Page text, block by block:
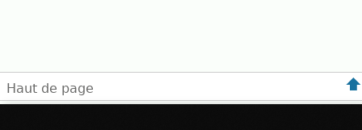
Haut de page